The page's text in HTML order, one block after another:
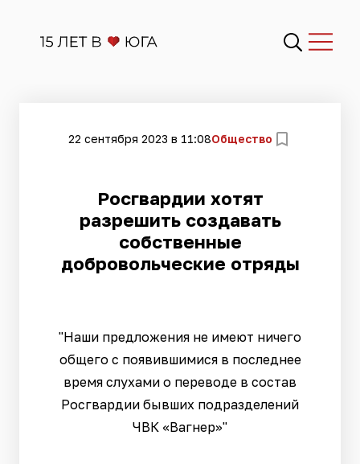
22 сентября 2023 в 11:08Общество
Росгвардии хотят
разрешить создавать
собственные
добровольческие отряды
"Наши предложения не имеют ничего
общего с появившимися в последнее
время слухами о переводе в состав
Росгвардии бывших подразделений
ЧВК «Вагнер»"